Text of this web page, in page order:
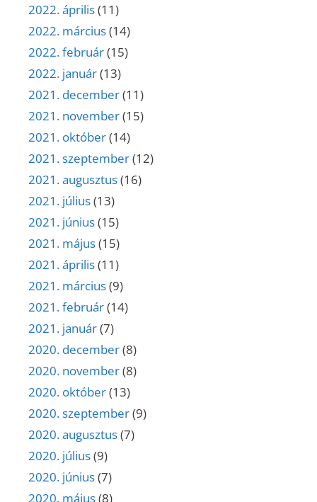
2022. április(11)
2022. március(14)
2022. február(15)
2022. január(13)
2021. december(11)
2021. november(15)
2021. október(14)
2021. szeptember(12)
2021. augusztus(16)
2021. július(13)
2021. június(15)
2021. május(15)
2021. április(11)
2021. március(9)
2021. február(14)
2021. január(7)
2020. december(8)
2020. november(8)
2020. október(13)
2020. szeptember(9)
2020. augusztus(7)
2020. július(9)
2020. június(7)
2020. május(8)